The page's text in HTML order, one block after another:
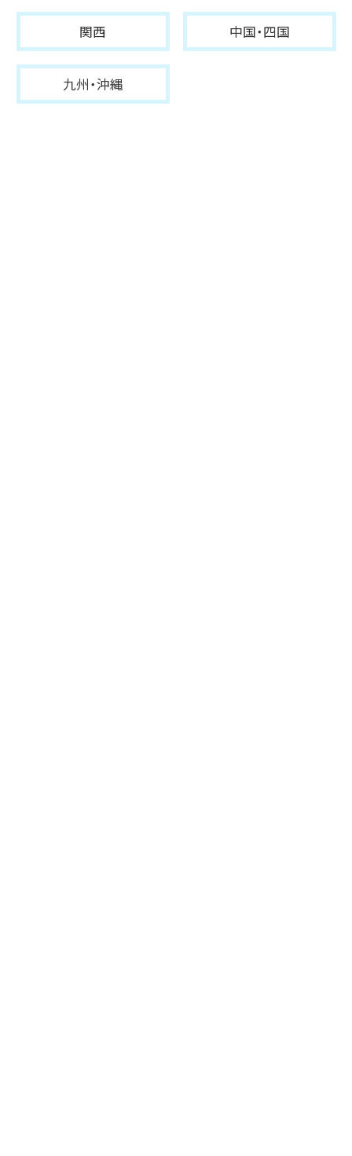
関西 中国・四国
九州・沖縄